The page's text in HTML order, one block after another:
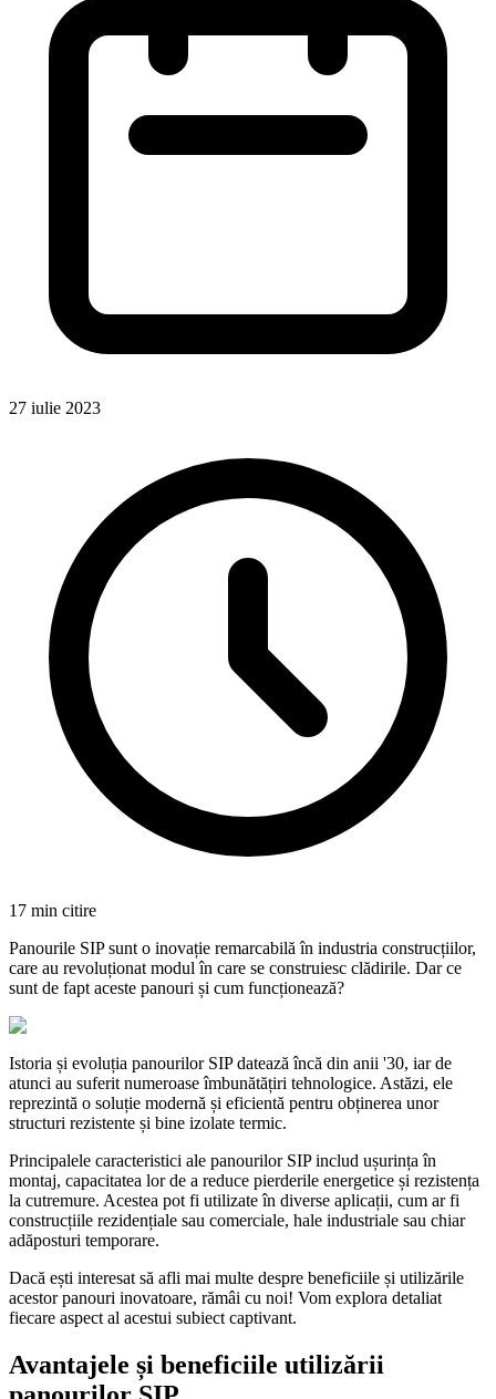
27 iulie 2023
17 min citire
Panourile SIP sunt o inovație remarcabilă în industria construcțiilor,
care au revoluționat modul în care se construiesc clădirile. Dar ce
sunt de fapt aceste panouri și cum funcționează?
Istoria și evoluția panourilor SIP datează încă din anii '30, iar de
atunci au suferit numeroase îmbunătățiri tehnologice. Astăzi, ele
reprezintă o soluție modernă și eficientă pentru obținerea unor
structuri rezistente și bine izolate termic.
Principalele caracteristici ale panourilor SIP includ ușurința în
montaj, capacitatea lor de a reduce pierderile energetice și rezistența
la cutremure. Acestea pot fi utilizate în diverse aplicații, cum ar fi
construcțiile rezidențiale sau comerciale, hale industriale sau chiar
adăposturi temporare.
Dacă ești interesat să afli mai multe despre beneficiile și utilizările
acestor panouri inovatoare, rămâi cu noi! Vom explora detaliat
fiecare aspect al acestui subiect captivant.
Avantajele și beneficiile utilizării